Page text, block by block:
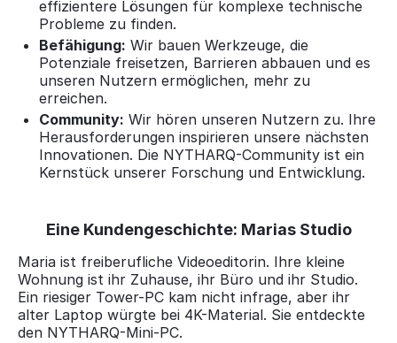
effizientere Lösungen für komplexe technische
Probleme zu finden.
Befähigung: Wir bauen Werkzeuge, die
Potenziale freisetzen, Barrieren abbauen und es
unseren Nutzern ermöglichen, mehr zu
erreichen.
Community: Wir hören unseren Nutzern zu. Ihre
Herausforderungen inspirieren unsere nächsten
Innovationen. Die NYTHARQ-Community ist ein
Kernstück unserer Forschung und Entwicklung.
Eine Kundengeschichte: Marias Studio
Maria ist freiberufliche Videoeditorin. Ihre kleine
Wohnung ist ihr Zuhause, ihr Büro und ihr Studio.
Ein riesiger Tower-PC kam nicht infrage, aber ihr
alter Laptop würgte bei 4K-Material. Sie entdeckte
den NYTHARQ-Mini-PC.